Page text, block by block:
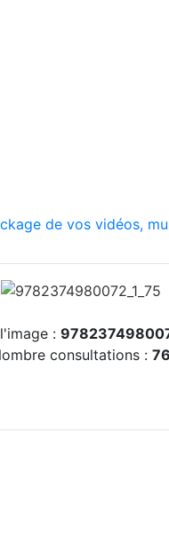
de vos vidéos,
:
consultations : 76